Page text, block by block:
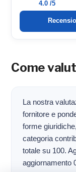
4.0 /5
Come
La nostra
fornitore e
forme
categoria
totale su 100.
aggiornamento